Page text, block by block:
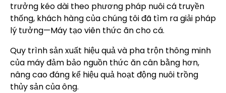
trưởng kéo dài theo phương pháp nuôi cá truyền
thống, khách hàng của chúng tôi đã tìm ra giải pháp
lý tưởng—Máy tạo viên thức ăn cho cá.
Quy trình sản xuất hiệu quả và pha trộn thông minh
của máy đảm bảo nguồn thức ăn cân bằng hơn,
nâng cao đáng kể hiệu quả hoạt động nuôi trồng
thủy sản của ông.